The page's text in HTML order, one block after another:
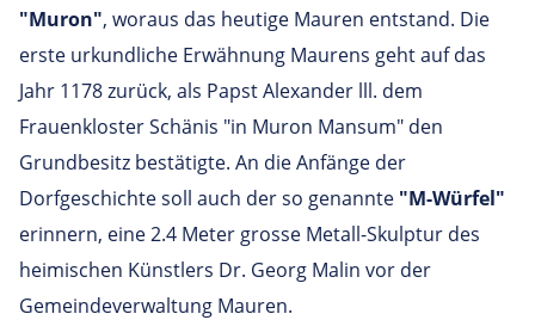
"Muron", woraus das heutige Mauren entstand. Die
erste urkundliche Erwähnung Maurens geht auf das
Jahr 1178 zurück, als Papst Alexander lll. dem
Frauenkloster Schänis "in Muron Mansum" den
Grundbesitz bestätigte. An die Anfänge der
Dorfgeschichte soll auch der so genannte "M-Würfel"
erinnern, eine 2.4 Meter grosse Metall-Skulptur des
heimischen Künstlers Dr. Georg Malin vor der
Gemeindeverwaltung Mauren.